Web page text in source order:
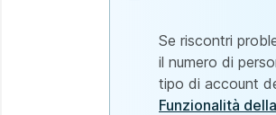
Se riscontri
il numero di
tipo di account
Funzionalità